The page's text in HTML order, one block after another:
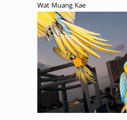
Wat Muang Kae